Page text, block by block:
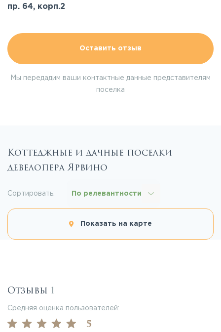
пр. 64, корп.2
Оставить отзыв
Мы передадим ваши контактные данные представителям
поселка
Коттеджные и дачные поселки
девелопера Ярвино
Показать на карте
Сортировать: По релевантности
Отзывы 1
Средняя оценка пользователей:
5